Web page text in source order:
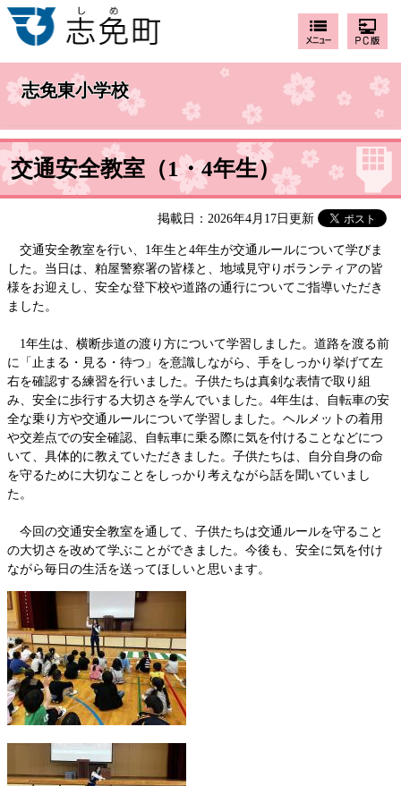
志免東小学校
交通安全教室（1・4年生）
掲載日：2026年4月17日更新
交通安全教室を行い、1年生と4年生が交通ルールについて学びま
した。当日は、粕屋警察署の皆様と、地域見守りボランティアの皆
様をお迎えし、安全な登下校や道路の通行についてご指導いただき
ました。
1年生は、横断歩道の渡り方について学習しました。道路を渡る前
に「止まる・見る・待つ」を意識しながら、手をしっかり挙げて左
右を確認する練習を行いました。子供たちは真剣な表情で取り組
み、安全に歩行する大切さを学んでいました。4年生は、自転車の安
全な乗り方や交通ルールについて学習しました。ヘルメットの着用
や交差点での安全確認、自転車に乗る際に気を付けることなどにつ
いて、具体的に教えていただきました。子供たちは、自分自身の命
を守るために大切なことをしっかり考えながら話を聞いていまし
た。
今回の交通安全教室を通して、子供たちは交通ルールを守ること
の大切さを改めて学ぶことができました。今後も、安全に気を付け
ながら毎日の生活を送ってほしいと思います。